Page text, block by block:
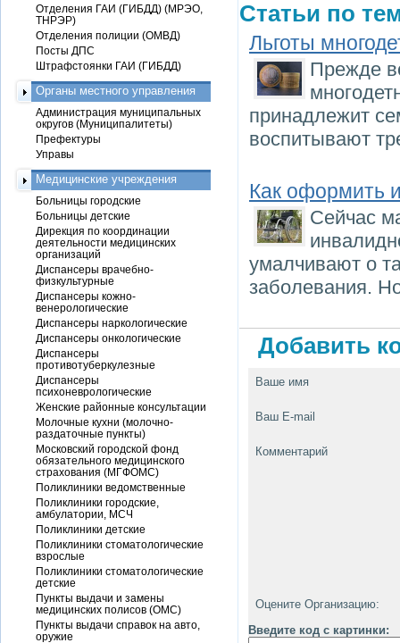
Статьи по
Льготы
Прежде
принадлежит
воспитывают
Как оформить
Сейчас
умалчивают о
заболевания.
Добавить
Ваше имя
Ваш E-mail
Комментарий
Оцените Организацию:
Введите код с картинки:
Отделения ГАИ (ГИБДД) (МРЭО,
ТНРЭР)
Отделения полиции (ОМВД)
Посты ДПС
Штрафстоянки ГАИ (ГИБДД)
Органы местного управления
Администрация муниципальных
округов (Муниципалитеты)
Префектуры
Управы
Медицинские учреждения
Больницы городские
Больницы детские
Дирекция по координации
деятельности медицинских
организаций
Диспансеры врачебно-
физкультурные
Диспансеры кожно-
венерологические
Диспансеры наркологические
Диспансеры онкологические
Диспансеры
противотуберкулезные
Диспансеры
психоневрологические
Женские районные консультации
Молочные кухни (молочно-
раздаточные пункты)
Московский городской фонд
обязательного медицинского
страхования (МГФОМС)
Поликлиники ведомственные
Поликлиники городские,
амбулатории, МСЧ
Поликлиники детские
Поликлиники стоматологические
взрослые
Поликлиники стоматологические
детские
Пункты выдачи и замены
медицинских полисов (ОМС)
Пункты выдачи справок на авто,
оружие